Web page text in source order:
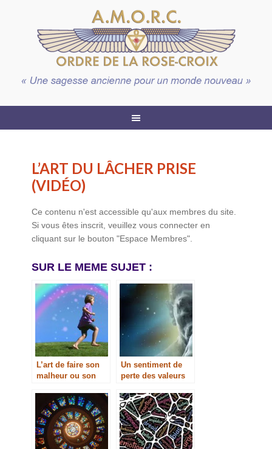
L’ART DU LÂCHER PRISE
(VIDÉO)
Ce contenu n'est accessible qu'aux membres du site.
Si vous êtes inscrit, veuillez vous connecter en
cliquant sur le bouton "Espace Membres".
SUR LE MEME SUJET :
L’art de faire son
malheur ou son
Un sentiment de
perte des valeurs